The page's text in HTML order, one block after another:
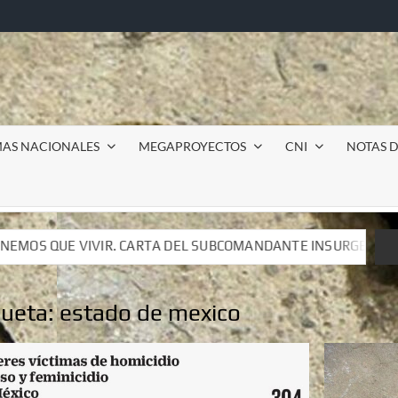
NACIONALES MEGAPROYECTOS CNI NOTAS
INSURGENTE MOISÉS A LUIS DE TAVIRA
INSURGENTE MOISÉS A LUIS DE TAVIRA
estado de mexico